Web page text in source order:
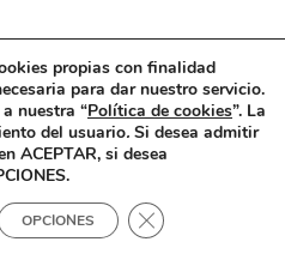
de la Comisión
del Medicamento
de la Confederación Española de
propias con finalidad
para dar nuestro servicio.
nuestra “Política de cookies”. La
del usuario. Si desea admitir
ACEPTAR, si desea
OPCIONES Cerrar el banner